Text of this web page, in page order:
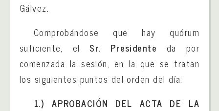
Gálvez.
Comprobándose que hay quórum
suficiente, elSr. Presidente da por
comenzada la sesión, en la que se tratan
los siguientes puntos del orden del día:
1.) APROBACIÓN DEL ACTA DE LA